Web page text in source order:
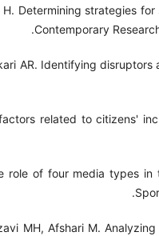
Determining strategies
Contemporary
AR. Identifying
related to citizens'
role of four media types
MH, Afshari M.